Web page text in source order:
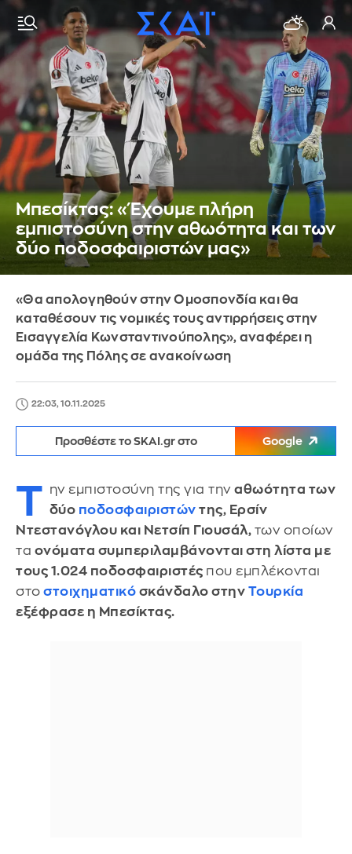
Μπεσίκτας: «Έχουμε πλήρη
εμπιστοσύνη στην αθωότητα και των
δύο ποδοσφαιριστών μας»
«Θα απολογηθούν στην Ομοσπονδία και θα
καταθέσουν τις νομικές τους αντιρρήσεις στην
Εισαγγελία Κωνσταντινούπολης», αναφέρει η
ομάδα της Πόλης σε ανακοίνωση
22:03, 10.11.2025
Προσθέστε το SKAI.gr στο Google
Τ ην εμπιστοσύνη της για την αθωότητα των
δύο ποδοσφαιριστών της, Ερσίν
Ντεστανόγλου και Νετσίπ Γιουσάλ, των οποίων
τα ονόματα συμπεριλαμβάνονται στη λίστα με
τους 1.024 ποδοσφαιριστές που εμπλέκονται
στο στοιχηματικό σκάνδαλο στην Τουρκία
εξέφρασε η Μπεσίκτας.